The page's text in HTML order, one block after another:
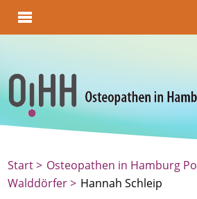
Start
Osteopathen in Hamburg
Walddörfer
Hannah Schleip